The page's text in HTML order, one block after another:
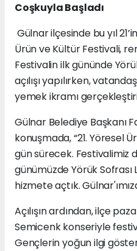
Coşkuyla Başladı
Gülnar ilçesinde bu yıl
Ürün ve Kültür Festivali,
Festivalin ilk gününde
açılışı yapılırken,
yemek ikramı
Gülnar Belediye Başkanı
konuşmada, “21. Yöresel
gün sürecek. Festivalimiz
günümüzde Yörük
hizmete açtık.
Açılışın ardından, ilçe
Semicenk konseriyle
Gençlerin yoğun ilgi